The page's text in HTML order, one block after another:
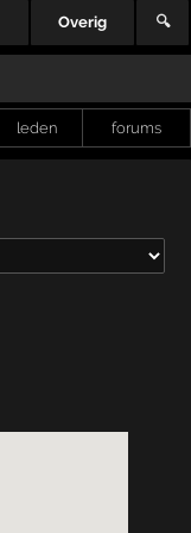
Overig 🔍
leden forums